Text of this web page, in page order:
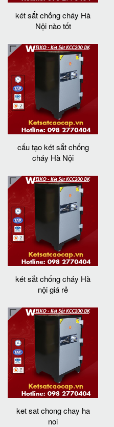
két sắt chống cháy Hà
Nội nào tốt
cấu tạo két sắt chống
cháy Hà Nội
két sắt chống cháy Hà
nội giá rẻ
ket sat chong chay ha
noi